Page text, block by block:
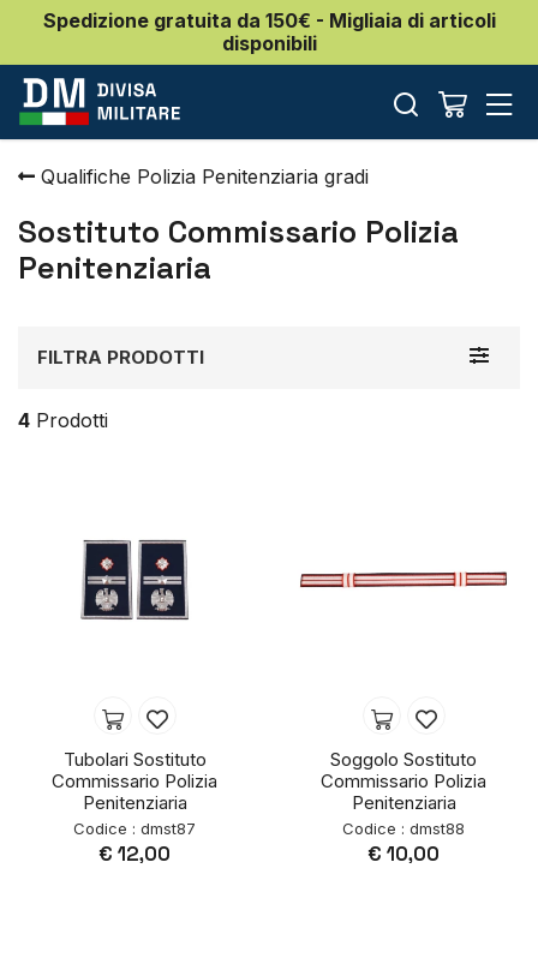
Spedizione gratuita da 150€ - Migliaia di articoli
disponibili
Qualifiche Polizia Penitenziaria gradi
Sostituto Commissario Polizia
Penitenziaria
Toggle
FILTRA PRODOTTI
4 Prodotti
Tubolari Sostituto
Commissario Polizia
Penitenziaria
Codice : dmst87
€ 12,00
Soggolo Sostituto
Commissario Polizia
Penitenziaria
Codice : dmst88
€ 10,00